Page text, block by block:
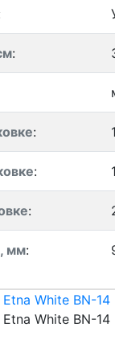
:
:
:
:
мм:
Etna White BN-
Etna White BN-